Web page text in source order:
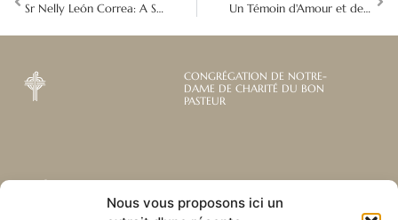
Nous vous proposons ici un
Sr Nelly León Correa: A Shepherdess to Women Deprived of Freedom Un Témoin d'Amour et de Prière
CONGRÉGATION DE NOTRE-
DAME DE CHARITÉ DU BON
PASTEUR
Abonnez-vous à notre
newsletter mensuelle
Liens utiles